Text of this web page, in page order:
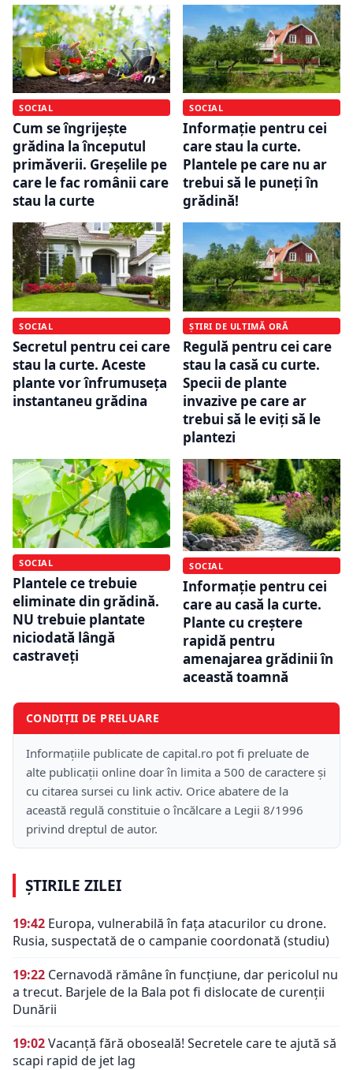
SOCIAL
Cum se îngrijește
grădina la începutul
primăverii. Greșelile pe
care le fac românii care
stau la curte
SOCIAL
Informație pentru cei
care stau la curte.
Plantele pe care nu ar
trebui să le puneți în
grădină!
SOCIAL
Secretul pentru cei care
stau la curte. Aceste
plante vor înfrumuseța
instantaneu grădina
ȘTIRI DE ULTIMĂ ORĂ
Regulă pentru cei care
stau la casă cu curte.
Specii de plante
invazive pe care ar
trebui să le eviți să le
plantezi
SOCIAL
Plantele ce trebuie
eliminate din grădină.
NU trebuie plantate
niciodată lângă
castraveți
SOCIAL
Informație pentru cei
care au casă la curte.
Plante cu creștere
rapidă pentru
amenajarea grădinii în
această toamnă
CONDIȚII DE PRELUARE
Informațiile publicate de capital.ro pot fi preluate de
alte publicații online doar în limita a 500 de caractere și
cu citarea sursei cu link activ. Orice abatere de la
această regulă constituie o încălcare a Legii 8/1996
privind dreptul de autor.
ȘTIRILE ZILEI
19:42 Europa, vulnerabilă în fața atacurilor cu drone.
Rusia, suspectată de o campanie coordonată (studiu)
19:22 Cernavodă rămâne în funcțiune, dar pericolul nu
a trecut. Barjele de la Bala pot fi dislocate de curenții
Dunării
19:02Vacanță fără oboseală! Secretele care te ajută să
scapi rapid de jet lag